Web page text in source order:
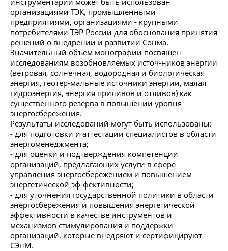
организациями ТЭК, промышленными
предприятиями, организациями - крупными
потребителями ТЭР России для обоснования принятия
решений о внедрении и развитии Сонма.
Значительный объем монографии посвящен
исследованиям возобновляемых источ-ников энергии
(ветровая, солнечная, водородная и биологическая
энергия, геотер-мальные источники энергии, малая
гидроэнергия, энергия приливов и отливов) как
существенного резерва в повышении уровня
энергосбережения.
Результаты исследований могут быть использованы:
- для подготовки и аттестации специалистов в области
энергоменеджмента;
- для оценки и подтверждения компетенции
организаций, предлагающих услуги в сфере
управления энергосбережением и повышением
энергетической эф-фективности;
- для уточнения государственной политики в области
энергосбережения и повышения энергетической
эффективности в качестве инструментов и
механизмов стимулирования и поддержки
организаций, которые внедряют и сертифицируют
СЭнМ.